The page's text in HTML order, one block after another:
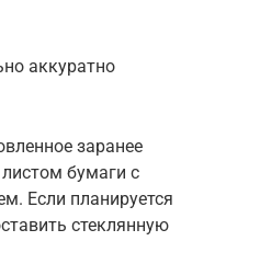
аккуратно
заранее
бумаги с
Если планируется
стеклянную